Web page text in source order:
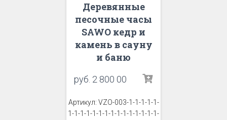
Деревянные
песочные часы
SAWO кедр и
камень в сауну
и баню
руб. 2 800 00
Артикул: VZO-003-1-1-1-1-1-
1-1-1-1-1-1-1-1-1-1-1-1-1-1-1-